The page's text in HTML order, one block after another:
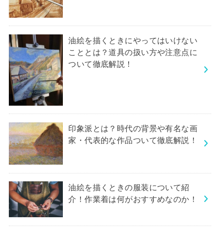
油絵を描くときにやってはいけない
こととは？道具の扱い方や注意点に
ついて徹底解説！
印象派とは？時代の背景や有名な画
家・代表的な作品ついて徹底解説！
油絵を描くときの服装について紹
介！作業着は何がおすすめなのか！